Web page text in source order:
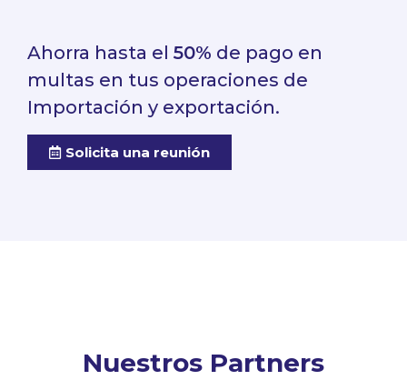
Ahorra hasta el 50% de pago en
multas en tus operaciones de
Importación y exportación.
Solicita una reunión
Nuestros Partners